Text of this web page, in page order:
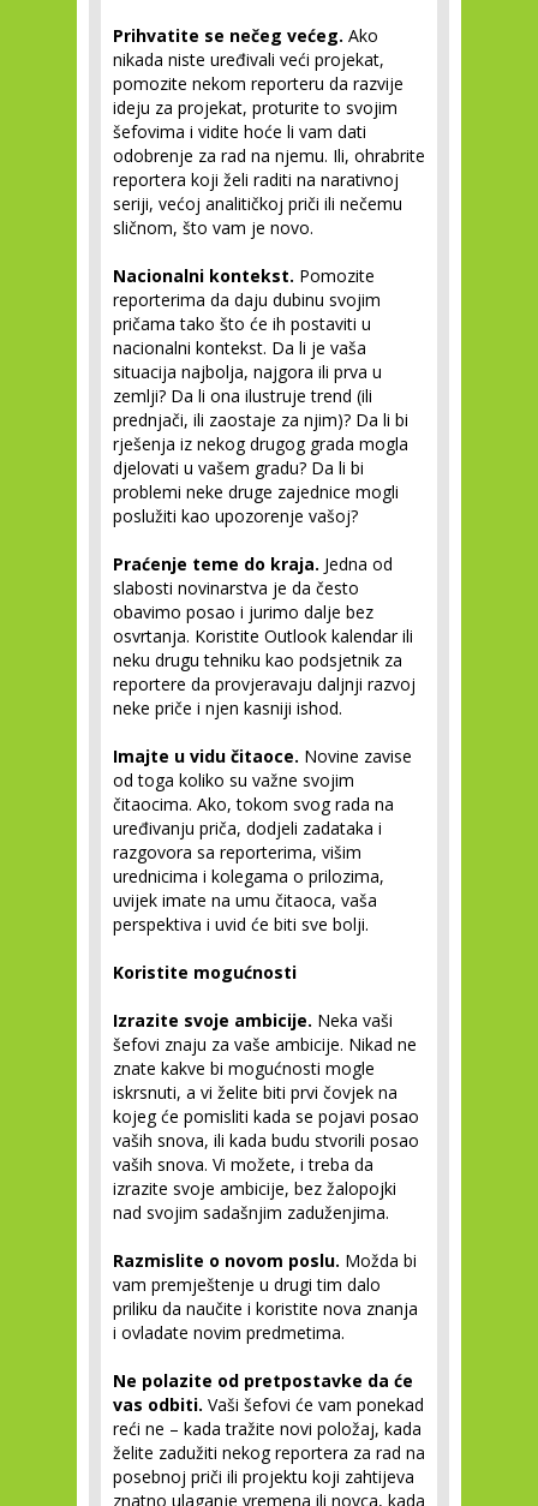
Prihvatite se nečeg većeg. Ako
nikada niste uređivali veći projekat,
pomozite nekom reporteru da razvije
ideju za projekat, proturite to svojim
šefovima i vidite hoće li vam dati
odobrenje za rad na njemu. Ili, ohrabrite
reportera koji želi raditi na narativnoj
seriji, većoj analitičkoj priči ili nečemu
sličnom, što vam je novo.
Nacionalni kontekst. Pomozite
reporterima da daju dubinu svojim
pričama tako što će ih postaviti u
nacionalni kontekst. Da li je vaša
situacija najbolja, najgora ili prva u
zemlji? Da li ona ilustruje trend (ili
prednjači, ili zaostaje za njim)? Da li bi
rješenja iz nekog drugog grada mogla
djelovati u vašem gradu? Da li bi
problemi neke druge zajednice mogli
poslužiti kao upozorenje vašoj?
Praćenje teme do kraja. Jedna od
slabosti novinarstva je da često
obavimo posao i jurimo dalje bez
osvrtanja. Koristite Outlook kalendar ili
neku drugu tehniku kao podsjetnik za
reportere da provjeravaju daljnji razvoj
neke priče i njen kasniji ishod.
Imajte u vidu čitaoce. Novine zavise
od toga koliko su važne svojim
čitaocima. Ako, tokom svog rada na
uređivanju priča, dodjeli zadataka i
razgovora sa reporterima, višim
urednicima i kolegama o prilozima,
uvijek imate na umu čitaoca, vaša
perspektiva i uvid će biti sve bolji.
Koristite mogućnosti
Izrazite svoje ambicije. Neka vaši
šefovi znaju za vaše ambicije. Nikad ne
znate kakve bi mogućnosti mogle
iskrsnuti, a vi želite biti prvi čovjek na
kojeg će pomisliti kada se pojavi posao
vaših snova, ili kada budu stvorili posao
vaših snova. Vi možete, i treba da
izrazite svoje ambicije, bez žalopojki
nad svojim sadašnjim zaduženjima.
Razmislite o novom poslu. Možda bi
vam premještenje u drugi tim dalo
priliku da naučite i koristite nova znanja
i ovladate novim predmetima.
Ne polazite od pretpostavke da će
vas odbiti. Vaši šefovi će vam ponekad
reći ne – kada tražite novi položaj, kada
želite zadužiti nekog reportera za rad na
posebnoj priči ili projektu koji zahtijeva
znatno ulaganje vremena ili novca, kada